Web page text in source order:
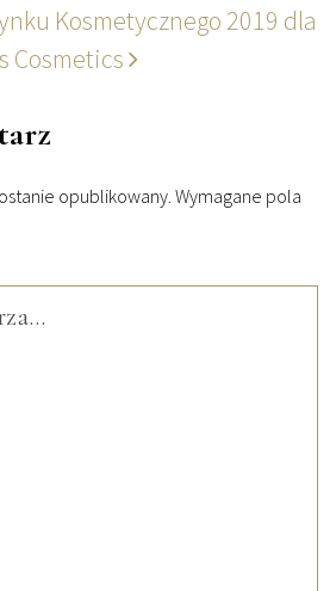
Kosmetycznego 2019 dla
Cosmetics
opublikowany. Wymagane pola